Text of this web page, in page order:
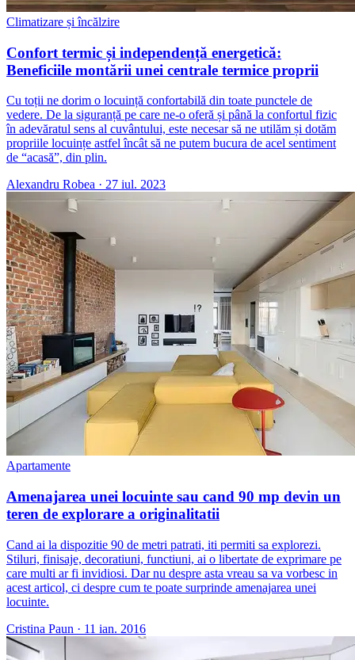
Climatizare și încălzire
Confort termic și independență energetică:
Beneficiile montării unei centrale termice proprii
Cu toții ne dorim o locuință confortabilă din toate punctele de
vedere. De la siguranță pe care ne-o oferă și până la confortul fizic
în adevăratul sens al cuvântului, este necesar să ne utilăm și dotăm
propriile locuințe astfel încât să ne putem bucura de acel sentiment
de “acasă”, din plin.
Alexandru Robea · 27 iul. 2023
Apartamente
Amenajarea unei locuinte sau cand 90 mp devin un
teren de explorare a originalitatii
Cand ai la dispozitie 90 de metri patrati, iti permiti sa explorezi.
Stiluri, finisaje, decoratiuni, functiuni, ai o libertate de exprimare pe
care multi ar fi invidiosi. Dar nu despre asta vreau sa va vorbesc in
acest articol, ci despre cum te poate surprinde amenajarea unei
locuinte.
Cristina Paun · 11 ian. 2016